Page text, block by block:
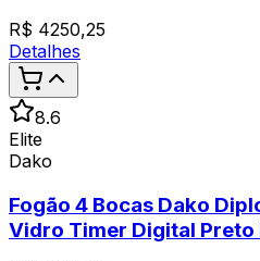
R$ 4250,25
Detalhes
8.6
Elite
Dako
Fogão 4 Bocas Dako
Vidro Timer Digital Preto